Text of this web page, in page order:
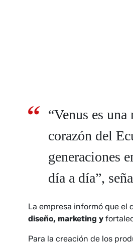
“Venus es
corazón del
generaciones
día a día”,
La empresa informó que el
diseño, marketing y
Para la creación de los